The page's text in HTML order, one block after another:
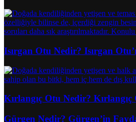
Isırgan Otu Nedir? Isırgan
Kırlangıç Otu Nedir?
Gürgen Nedir? Gürgen’in